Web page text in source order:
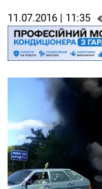
11.07.2016 | 11:35